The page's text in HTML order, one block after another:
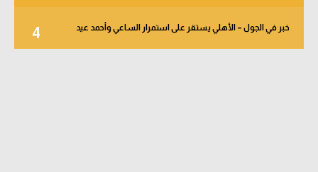
4 خبر في الجول – الأهلي يستقر على استمرار الساعي وأحمد عيد